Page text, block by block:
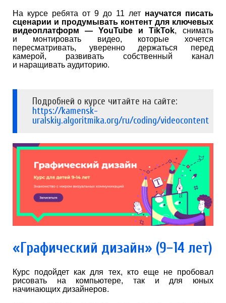
На курсе ребята от 9 до 11 лет научатся писать
сценарии и продумывать контент для ключевых
видеоплатформ — YouTube и TikTok,⠀снимать
и монтировать видео, которые хочется
пересматривать, уверенно держаться перед
камерой, развивать собственный канал
и наращивать аудиторию.
Подробней о курсе читайте на сайте:
https://kamensk-
uralskiy.algoritmika.org/ru/coding/videocontent
«Графический дизайн» (9−14 лет)
Курс подойдет как для тех, кто еще не пробовал
рисовать на компьютере, так и для юных
начинающих дизайнеров.